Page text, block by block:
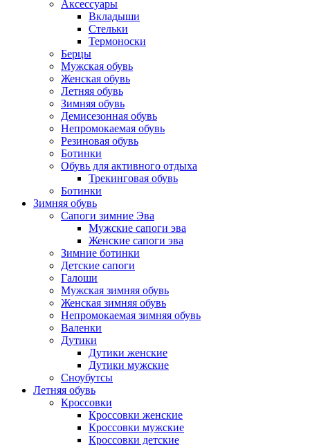
Аксессуары
Вкладыши
Стельки
Термоноски
Берцы
Мужская обувь
Женская обувь
Летняя обувь
Зимняя обувь
Демисезонная обувь
Непромокаемая обувь
Резиновая обувь
Ботинки
Обувь для активного отдыха
Трекинговая обувь
Ботинки
Зимняя обувь
Сапоги зимние Эва
Мужские сапоги эва
Женские сапоги эва
Зимние ботинки
Детские сапоги
Галоши
Мужская зимняя обувь
Женская зимняя обувь
Непромокаемая зимняя обувь
Валенки
Дутики
Дутики женские
Дутики мужские
Сноубутсы
Летняя обувь
Кроссовки
Кроссовки женские
Кроссовки мужские
Кроссовки детские